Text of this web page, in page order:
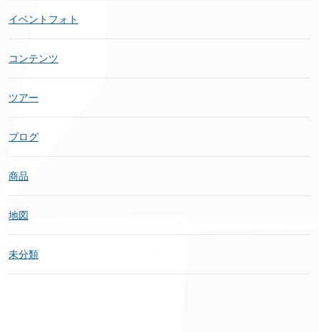
イベントフォト
コンテンツ
ツアー
ブログ
商品
地図
未分類